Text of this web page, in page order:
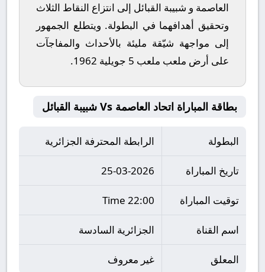
العاصمة و شبيبة القبائل إلى انتزاع النقاط الثلاث
وتحقيق أهدافهما في البطولة. ويتطلع الجمهور
إلى مواجهة شيّقة مليئة بالأحداث والمفاجآت
على أرض ملعب ملعب 5 جويلية 1962 .
بطاقة المباراة اتحاد العاصمة Vs شبيبة القبائل
البطولة الرابطة المحترفة الجزائرية
تاريخ المباراة 25-03-2026
توقيت المباراة 22:00 Time
اسم القناة الجزائرية السادسة
المعلق غير معروف